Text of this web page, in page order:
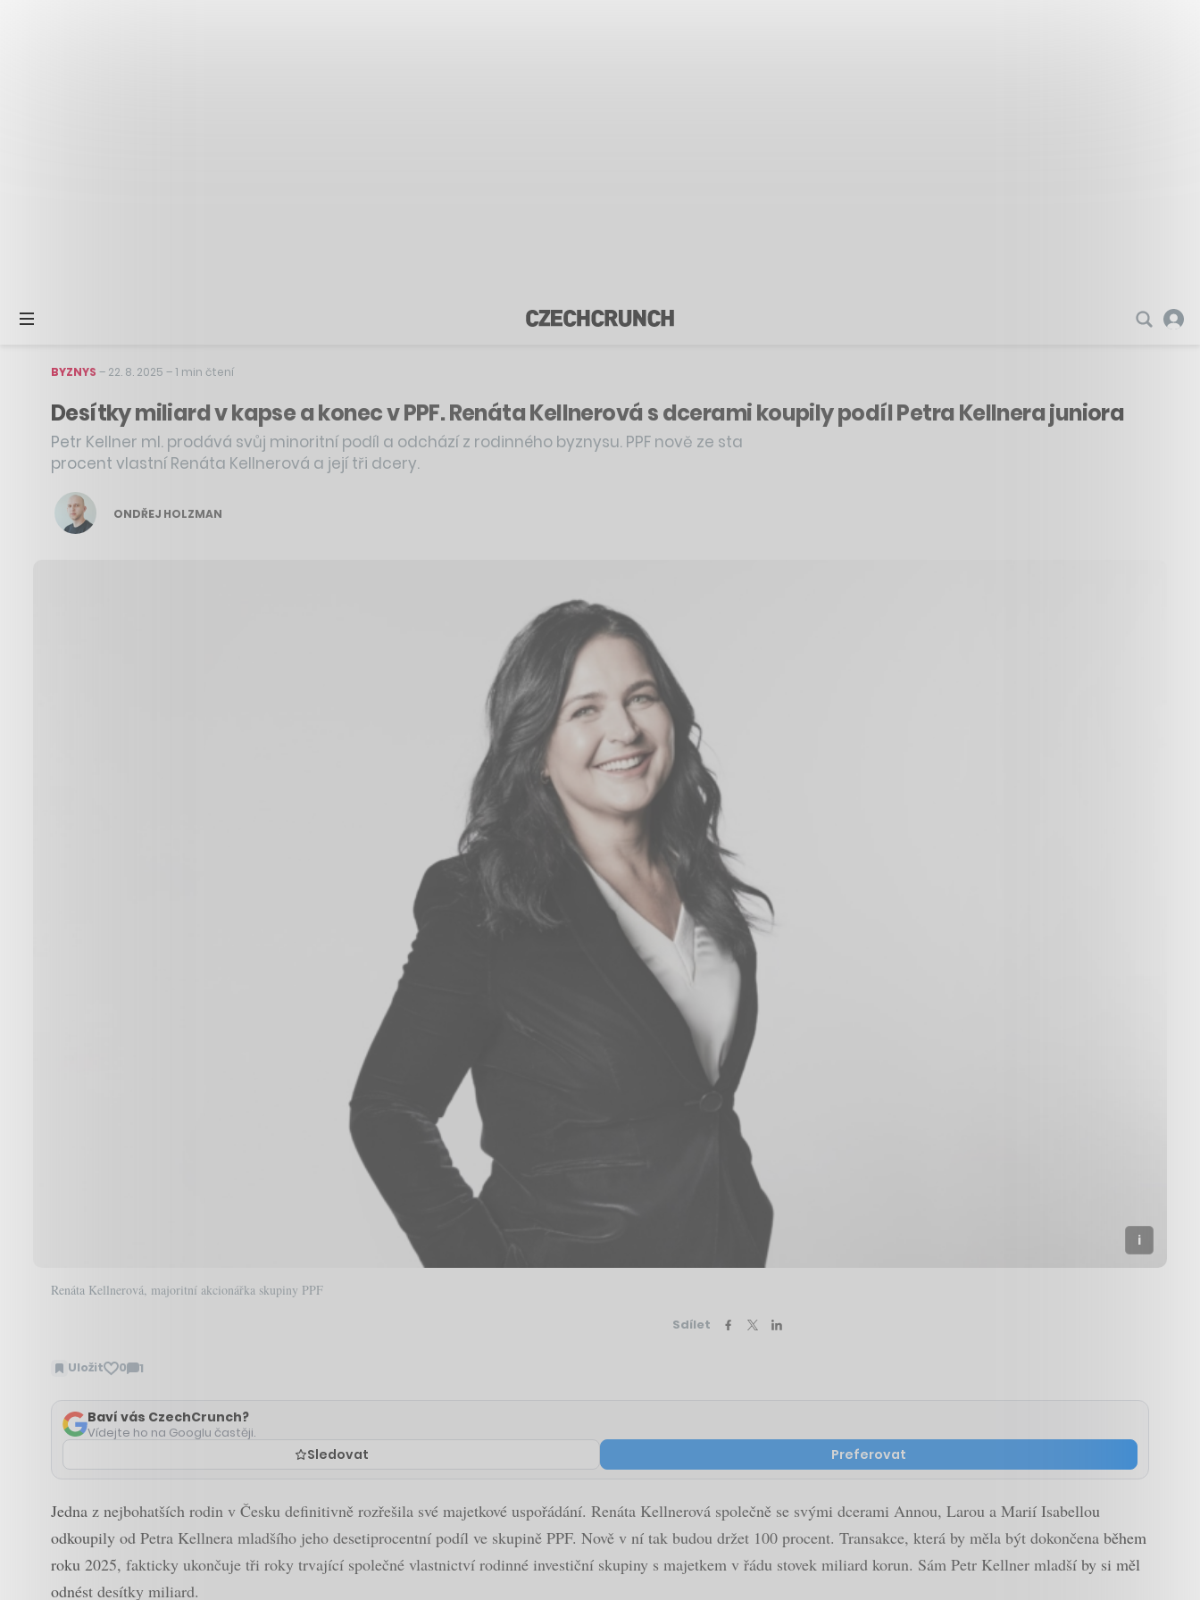
BYZNYS – 22. 8. 2025 –1 min čtení
Desítky miliard v kapse a konec v PPF. Renáta Kellnerová s dcerami koupily podíl Petra Kellnera juniora
Petr Kellner ml. prodává svůj minoritní podíl a odchází z rodinného byznysu. PPF nově ze sta
procent vlastní Renáta Kellnerová a její tři dcery.
ONDŘEJ HOLZMAN
Renáta Kellnerová, majoritní akcionářka skupiny PPF
Sdílet
Uložit 0 1
Zobrazit
Baví vás CzechCrunch?
Vídejte ho na Googlu častěji.
Sledovat Preferovat
Jedna z nejbohatších rodin v Česku definitivně rozřešila své majetkové uspořádání. Renáta Kellnerová společně se svými dcerami Annou, Larou a Marií Isabellou
odkoupily od Petra Kellnera mladšího jeho desetiprocentní podíl ve skupině PPF. Nově v ní tak budou držet 100 procent. Transakce, která by měla být dokončena během
roku 2025, fakticky ukončuje tři roky trvající společné vlastnictví rodinné investiční skupiny s majetkem v řádu stovek miliard korun. Sám Petr Kellner mladší by si měl
odnést desítky miliard.